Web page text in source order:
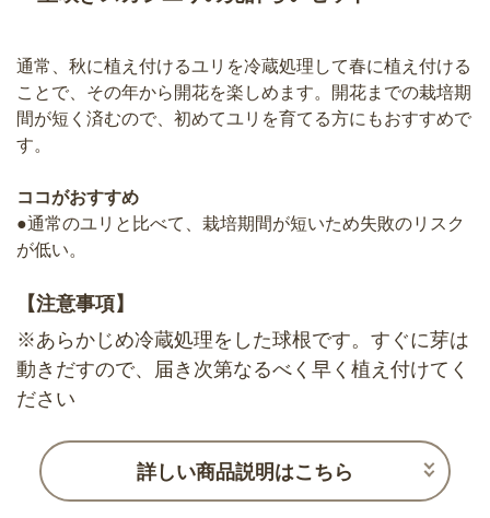
通常、秋に植え付けるユリを冷蔵処理して春に植え付ける
ことで、その年から開花を楽しめます。開花までの栽培期
間が短く済むので、初めてユリを育てる方にもおすすめで
す。
ココがおすすめ
●通常のユリと比べて、栽培期間が短いため失敗のリスク
が低い。
【注意事項】
※あらかじめ冷蔵処理をした球根です。すぐに芽は
動きだすので、届き次第なるべく早く植え付けてく
ださい
詳しい商品説明はこちら